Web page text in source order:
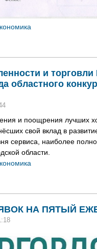
и
областного
и поощрения лучших
свой вклад в
сервиса, наиболее
области.
НА ПЯТЫЙ